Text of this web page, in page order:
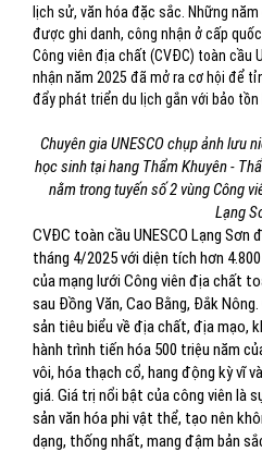
lịch sử, văn hóa đặc sắc. Những
được ghi danh, công nhận ở cấp
Công viên địa chất (CVĐC) toàn cầu
nhận năm 2025 đã mở ra cơ hội để
đẩy phát triển du lịch gắn với bảo tồn
Chuyên gia UNESCO chụp ảnh lưu
học sinh tại hang Thẩm Khuyên -
nằm trong tuyến số 2 vùng Công
Lạng
CVĐC toàn cầu UNESCO Lạng
tháng 4/2025 với diện tích hơn
của mạng lưới Công viên địa chất
sau Đồng Văn, Cao Bằng, Đắk
sản tiêu biểu về địa chất, địa mạo,
hành trình tiến hóa 500 triệu năm
vôi, hóa thạch cổ, hang động kỳ vĩ
giá. Giá trị nổi bật của công viên là
sản văn hóa phi vật thể, tạo nên
dạng, thống nhất, mang đậm bản